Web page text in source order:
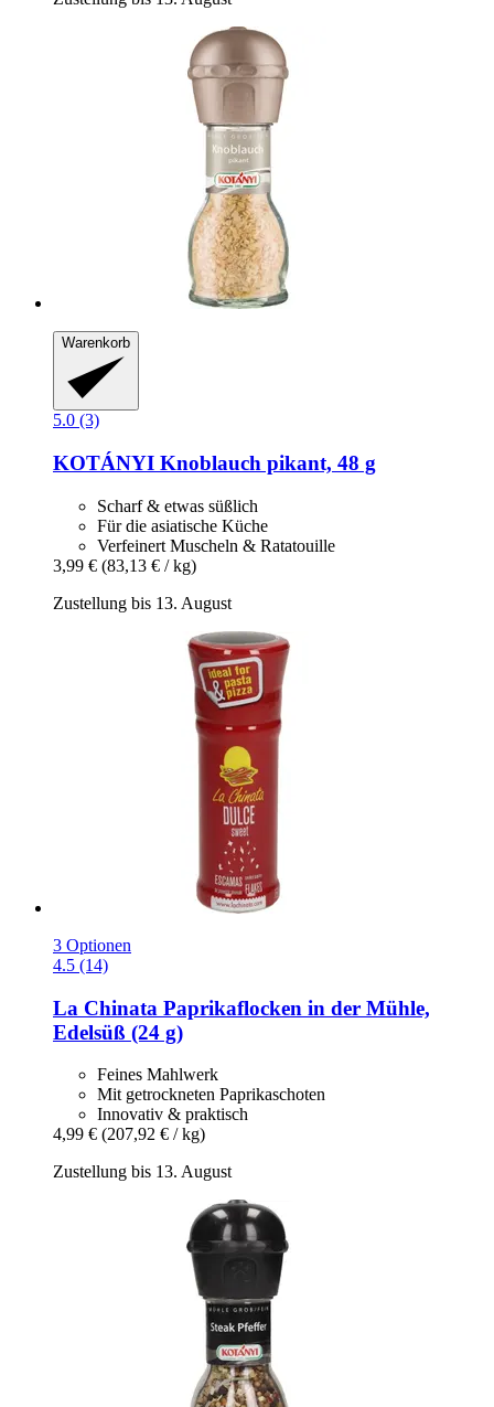
Warenkorb
5.0 (3)
KOTÁNYI Knoblauch pikant, 48 g
Scharf & etwas süßlich
Für die asiatische Küche
Verfeinert Muscheln & Ratatouille
3,99 € (83,13 € / kg)
Zustellung bis 13. August
3 Optionen
4.5 (14)
La Chinata Paprikaflocken in der Mühle,
Edelsüß (24 g)
Feines Mahlwerk
Mit getrockneten Paprikaschoten
Innovativ & praktisch
4,99 € (207,92 € / kg)
Zustellung bis 13. August